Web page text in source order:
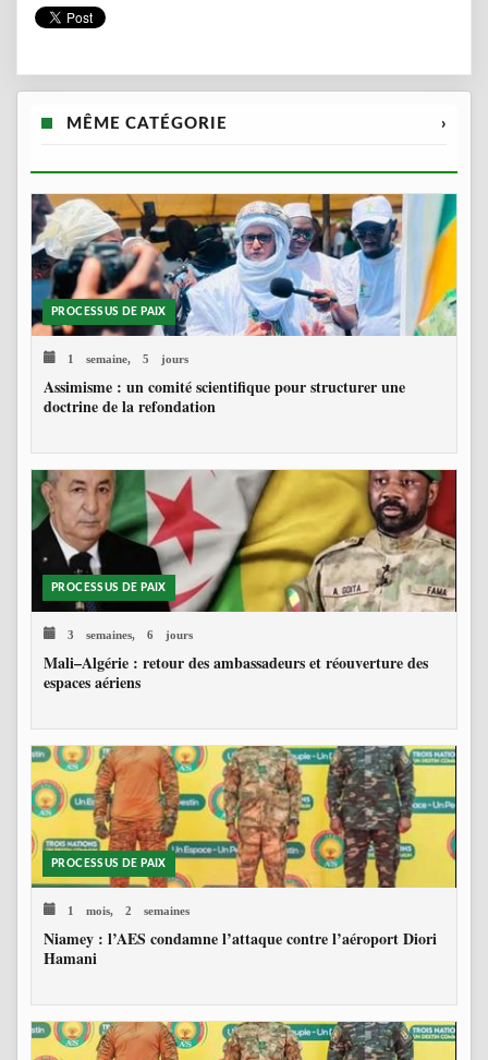
MÊME CATÉGORIE ›
PROCESSUS DE PAIX
1 semaine, 5 jours
Assimisme : un comité scientifique pour structurer une
doctrine de la refondation
PROCESSUS DE PAIX
3 semaines, 6 jours
Mali–Algérie : retour des ambassadeurs et réouverture des
espaces aériens
PROCESSUS DE PAIX
1 mois, 2 semaines
Niamey : l’AES condamne l’attaque contre l’aéroport Diori
Hamani